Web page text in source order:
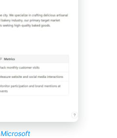
Microsoft